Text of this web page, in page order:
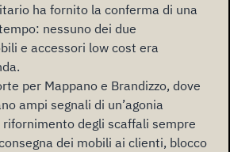
ha fornito la conferma di una
nessuno dei due
e accessori low cost era
per Mappano e Brandizzo, dove
ampi segnali di un’agonia
rifornimento degli scaffali sempre
dei mobili ai clienti, blocco